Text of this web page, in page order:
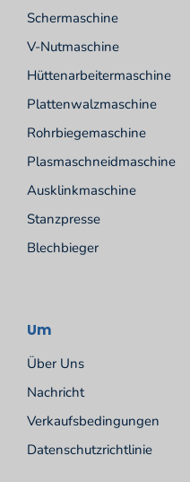
Schermaschine
V-Nutmaschine
Hüttenarbeitermaschine
Plattenwalzmaschine
Rohrbiegemaschine
Plasmaschneidmaschine
Ausklinkmaschine
Stanzpresse
Blechbieger
Um
Über Uns
Nachricht
Verkaufsbedingungen
Datenschutzrichtlinie